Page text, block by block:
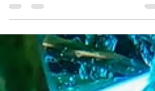
Tremiti: *Reti e lenze abbandonate: il
del mare* Il...